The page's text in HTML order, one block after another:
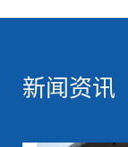
新闻资讯